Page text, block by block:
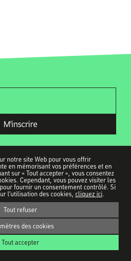
Contact
de nous
nos partenaires
légales
de confidentialité
CUT! © 2026
notre site Web pour vous offrir
en mémorisant vos préférences et en
sur « Tout accepter », vous consentez
Cependant, vous pouvez visiter les
fournir un consentement contrôlé. Si
l’utilisation des cookies, cliquez ici.
Tout refuser
des cookies
Tout accepter